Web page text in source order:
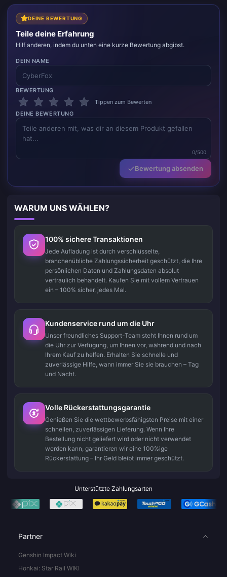
DEINE BEWERTUNG
Teile deine Erfahrung
Hilf anderen, indem du unten eine kurze Bewertung abgibst.
DEIN NAME
BEWERTUNG
Tippen zum Bewerten
DEINE BEWERTUNG
0/500
Bewertung absenden
WARUM UNS WÄHLEN?
100% sichere Transaktionen
Jede Aufladung ist durch verschlüsselte,
branchenübliche Zahlungssicherheit geschützt, die Ihre
persönlichen Daten und Zahlungsdaten absolut
vertraulich behandelt. Kaufen Sie mit vollem Vertrauen
ein – 100% sicher, jedes Mal.
Kundenservice rund um die Uhr
Unser freundliches Support-Team steht Ihnen rund um
die Uhr zur Verfügung, um Ihnen vor, während und nach
Ihrem Kauf zu helfen. Erhalten Sie schnelle und
zuverlässige Hilfe, wann immer Sie sie brauchen – Tag
und Nacht.
Volle Rückerstattungsgarantie
Genießen Sie die wettbewerbsfähigsten Preise mit einer
schnellen, zuverlässigen Lieferung. Wenn Ihre
Bestellung nicht geliefert wird oder nicht verwendet
werden kann, garantieren wir eine 100%ige
Rückerstattung – Ihr Geld bleibt immer geschützt.
Unterstützte Zahlungsarten
Partner
Genshin Impact Wiki
Honkai: Star Rail WIKI